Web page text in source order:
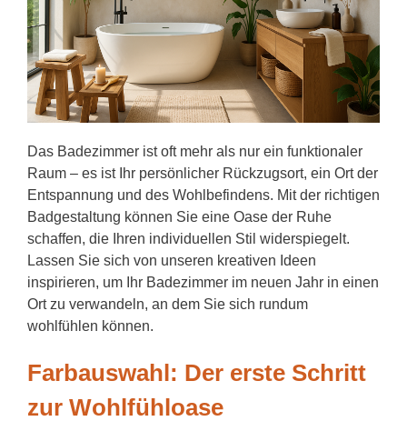
Das Badezimmer ist oft mehr als nur ein funktionaler
Raum – es ist Ihr persönlicher Rückzugsort, ein Ort der
Entspannung und des Wohlbefindens. Mit der richtigen
Badgestaltung können Sie eine Oase der Ruhe
schaffen, die Ihren individuellen Stil widerspiegelt.
Lassen Sie sich von unseren kreativen Ideen
inspirieren, um Ihr Badezimmer im neuen Jahr in einen
Ort zu verwandeln, an dem Sie sich rundum
wohlfühlen können.
Farbauswahl: Der erste Schritt
zur Wohlfühloase